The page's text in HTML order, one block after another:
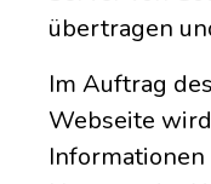
übertragen
Im Auftrag
Webseite